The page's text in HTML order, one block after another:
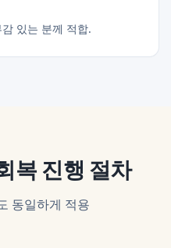
있는 분께 적합.
복진행 절차
동일하게 적용